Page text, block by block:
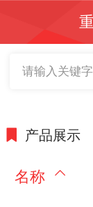
请输入关键
产品展示
名称